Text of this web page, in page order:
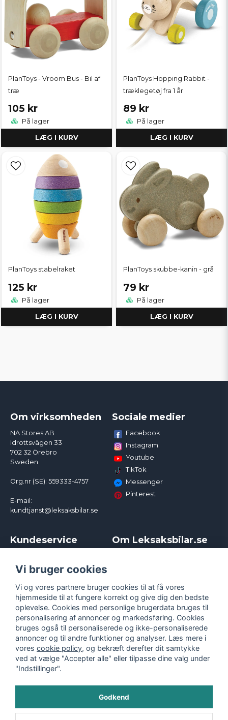
PlanToys - Vroom Bus - Bil af
træ
105 kr
På lager
LÆG I KURV
PlanToys Hopping Rabbit -
træklegetøj fra 1 år
89 kr
På lager
LÆG I KURV
PlanToys stabelraket
125 kr
På lager
LÆG I KURV
PlanToys skubbe-kanin - grå
79 kr
På lager
LÆG I KURV
Om virksomheden
NA Stores AB
Idrottsvägen 33
702 32 Örebro
Sweden
Org.nr (SE): 559333-4757
E-mail:
kundtjanst@leksaksbilar.se
Sociale medier
Facebook
Instagram
Youtube
TikTok
Messenger
Pinterest
Kundeservice
Kampagner og rabatter
Reklamation
Policy chase cars
Returnera
Logga in
Om Leksaksbilar.se
Handelsbetingelser
Persondatapolitik
Cookies
Vi bruger cookies
Vi og vores partnere bruger cookies til at få vores
hjemmeside til at fungere korrekt og give dig den bedste
oplevelse. Cookies med personlige brugerdata bruges til
personalisering af annoncer og markedsføring. Cookies
bruges også til personaliserede og ikke-personaliserede
annoncer og til andre funktioner og analyser. Læs mere i
vores cookie policy, og bekræft derefter dit samtykke
ved at vælge "Accepter alle" eller tilpasse dine valg under
"Indstillinger".
Godkend